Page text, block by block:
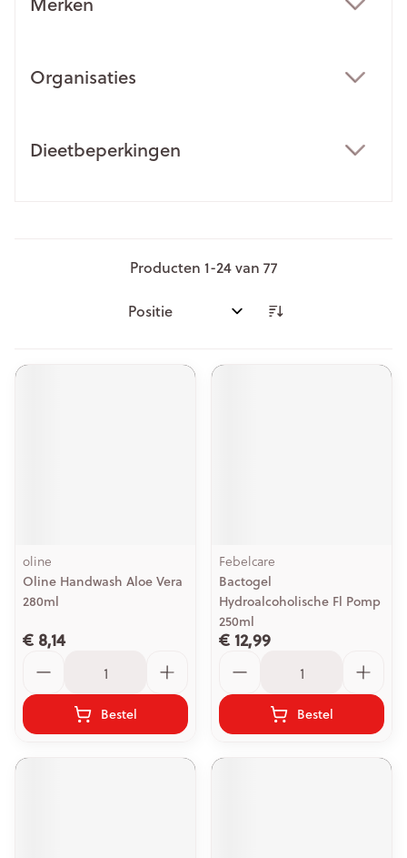
Organisaties
Dieetbeperkingen
Producten 1-24van 77
Sorteer op:
oline
Oline Handwash Aloe Vera
280ml
€ 8,14
Bestel
Febelcare
Bactogel
Hydroalcoholische Fl Pomp
250ml
€ 12,99
Bestel